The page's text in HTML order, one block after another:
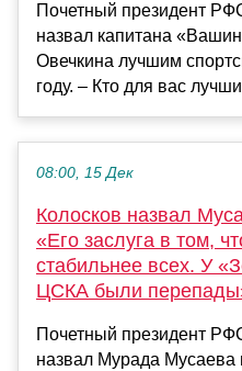
Почетный президент
назвал капитана
Овечкина лучшим
году. – Кто для вас
08:00, 15 Дек
Колосков назвал
«Его заслуга в том,
стабильнее всех. У
ЦСКА были
Почетный президент
назвал Мурада Мусаева